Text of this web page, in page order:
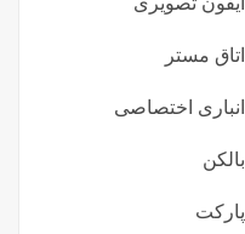
اتاق مستر
انباری اختصاصی
بالکن
پارکت